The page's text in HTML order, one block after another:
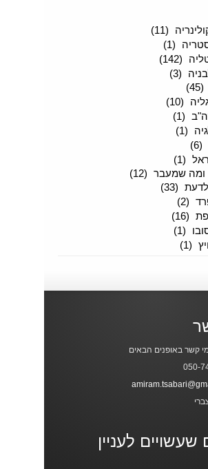
(11)
(1)
(142)
(3)
(45)
(10)
(1)
(1)
(6)
(1)
ומה שמעבר (12)
לדעת (33)
(2)
(16)
(1)
(1)
קשר באופנים הבאים
050-
שעשויים לעניין